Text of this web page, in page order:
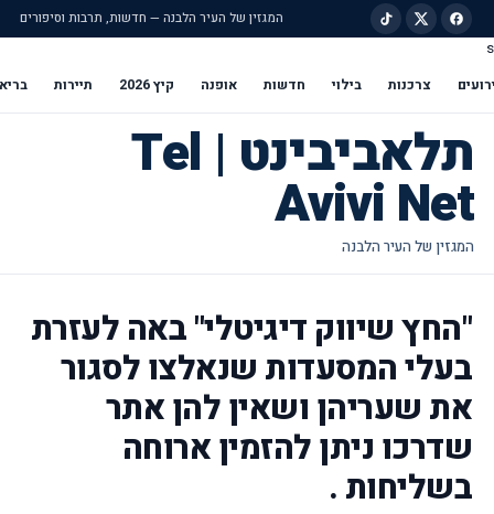
המגזין של העיר הלבנה — חדשות, תרבות וסיפורים
s
צרכנות בילוי חדשות אופנה קיץ 2026 תיירות
תלאביבינט | Tel
Avivi Net
"החץ שיווק דיגיטלי" באה לעזרת
בעלי המסעדות שנאלצו לסגור
את שעריהן ושאין להן אתר
שדרכו ניתן להזמין ארוחה
בשליחות .